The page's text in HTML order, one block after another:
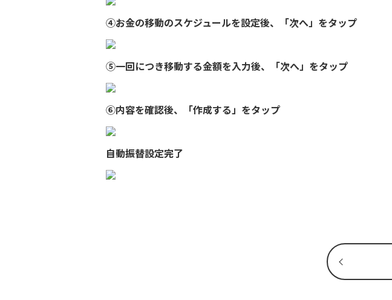
④お金の移動のスケジュールを設定後、「次へ」をタップ
⑤一回につき移動する金額を入力後、「次へ」をタップ
⑥内容を確認後、「作成する」をタップ
自動振替設定完了